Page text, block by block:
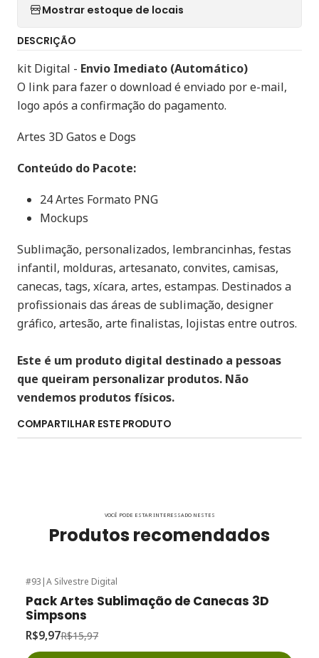
Mostrar estoque de locais
DESCRIÇÃO
kit Digital - Envio Imediato (Automático)
O link para fazer o download é enviado por e-mail,
logo após a confirmação do pagamento.
Artes 3D Gatos e Dogs
Conteúdo do Pacote:
24 Artes Formato PNG
Mockups
Sublimação, personalizados, lembrancinhas, festas
infantil, molduras, artesanato, convites, camisas,
canecas, tags, xícara, artes, estampas. Destinados a
profissionais das áreas de sublimação, designer
gráfico, artesão, arte finalistas, lojistas entre outros.
Este é um produto digital destinado a pessoas
que queiram personalizar produtos. Não
vendemos produtos físicos.
COMPARTILHAR ESTE PRODUTO
VOCÊ PODE ESTAR INTERESSADO NESTES
Produtos recomendados
#93 |A Silvestre Digital
Pack Artes Sublimação de Canecas 3D
Simpsons
R$9,97R$15,97